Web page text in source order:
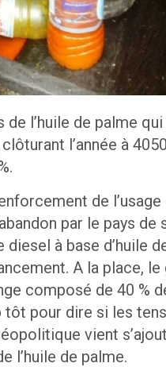
l’huile de palme
l’année à
de
par le pays
à base d’huile
A la place,
composé de 40 %
tôt pour dire si les
vient
l’huile de palme.